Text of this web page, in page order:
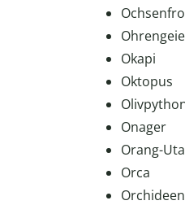
Okapi
Oktopus
Onager
Orang-
Orca